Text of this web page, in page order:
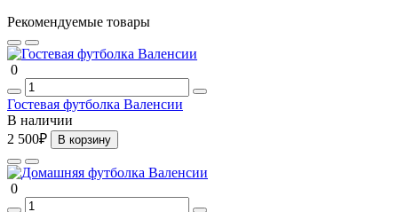
Рекомендуемые товары
0
Гостевая футболка Валенсии
В наличии
2 500₽
В корзину
0